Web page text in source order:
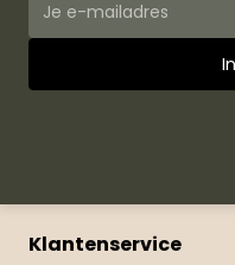
Klantenservice